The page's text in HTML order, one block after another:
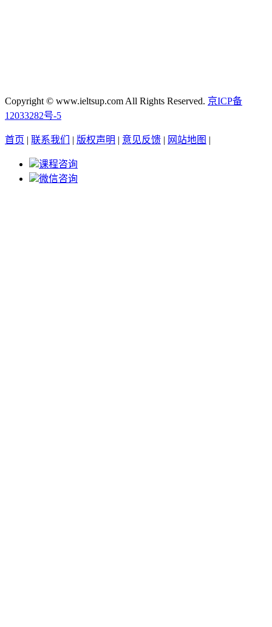
Copyright © www.ieltsup.com All Rights Reserved. 京ICP备
12033282号-5
首页 | 联系我们 | 版权声明 | 意见反馈 | 网站地图 |
课程咨询
微信咨询